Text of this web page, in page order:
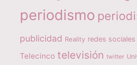
periodismo
publicidad Reality redes sociales
Telecinco televisión twitter